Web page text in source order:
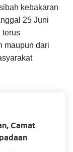
kebakaran
25 Juni
terus
maupun dari
Camat